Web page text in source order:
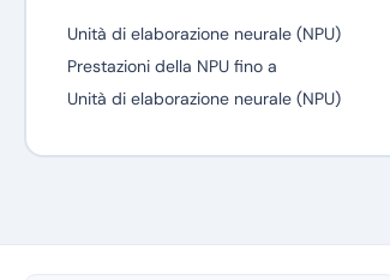
Unità di elaborazione neurale (NPU)
Prestazioni della NPU fino a
Unità di elaborazione neurale (NPU)